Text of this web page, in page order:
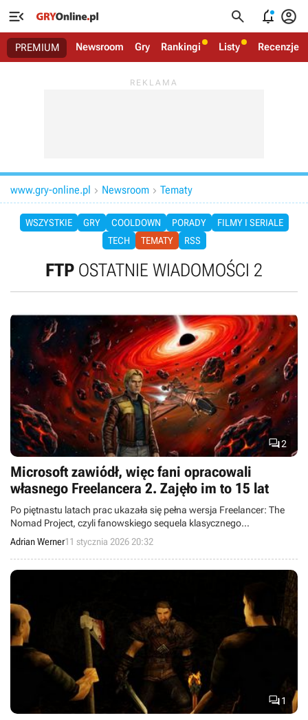
   
PREMIUM Newsroom Gry Rankingi Listy Recenzje
www.gry-online.pl  Newsroom  Tematy
WSZYSTKIE GRY COOLDOWN PORADY
FILMY I SERIALE
TECH
TEMATY RSS
FTP OSTATNIE WIADOMOŚCI 2
2
Microsoft zawiódł, więc fani opracowali
własnego Freelancera 2. Zajęło im to 15 lat
Po piętnastu latach prac ukazała się pełna wersja Freelancer: The
Nomad Project, czyli fanowskiego sequela klasycznego
kosmicznego symulatora.
Adrian Werner11 stycznia 2026 20:32
1